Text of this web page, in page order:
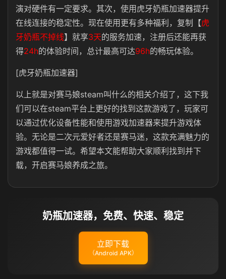
演对硬件有一定要求。其次，使用虎牙奶瓶加速器提升
在线连接的稳定性。现在使用更有多种福利，复制【虎
牙奶瓶不掉线】就享3天的服务加速，注册后还能再获
得24h的体验时间，总计最高可达96h的畅玩体验。
[虎牙奶瓶加速器]
以上就是对赛马娘steam叫什么的相关介绍了，这下我
们可以在steam平台上更好的找到这款游戏了，玩家可
以通过优化设备性能和使用游戏加速器来提升游戏体
验。无论是二次元爱好者还是赛马迷，这款充满魅力的
游戏都值得一试。希望本文能帮助大家顺利找到并下
载，开启赛马娘养成之旅。
奶瓶加速器，免费、快速、稳定
立即下载
（Android APK）